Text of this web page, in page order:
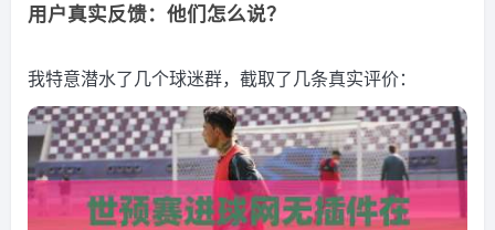
用户真实反馈：他们怎么说？
我特意潜水了几个球迷群，截取了几条真实评价：